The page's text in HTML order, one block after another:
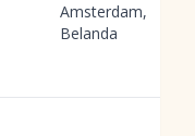
Amsterdam,
Belanda